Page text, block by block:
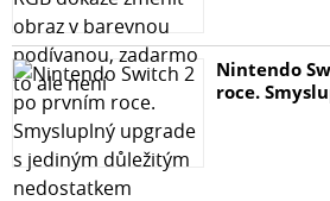
obdarovanému!
Nintendo
roce.